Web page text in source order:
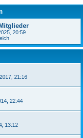
20:59
21:16
22:44
13:12